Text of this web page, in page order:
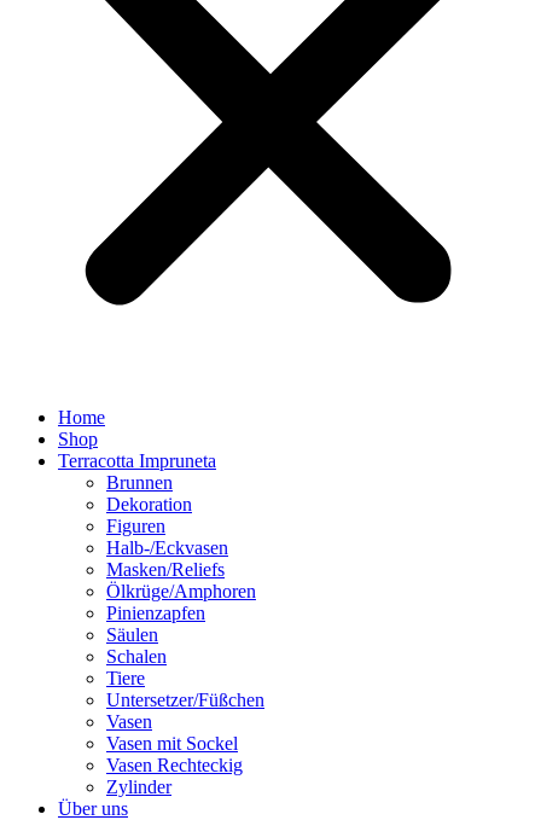
Home
Shop
Terracotta Impruneta
Brunnen
Dekoration
Figuren
Halb-/Eckvasen
Masken/Reliefs
Ölkrüge/Amphoren
Pinienzapfen
Säulen
Schalen
Tiere
Untersetzer/Füßchen
Vasen
Vasen mit Sockel
Vasen Rechteckig
Zylinder
Über uns